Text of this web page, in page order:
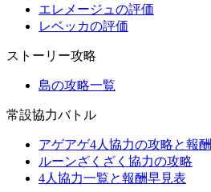
エレメージュの評価
レベッカの評価
ストーリー攻略
島の攻略一覧
常設協力バトル
アゲアゲ4人協力の攻略と報酬
ルーンざくざく協力の攻略
4人協力一覧と報酬早見表